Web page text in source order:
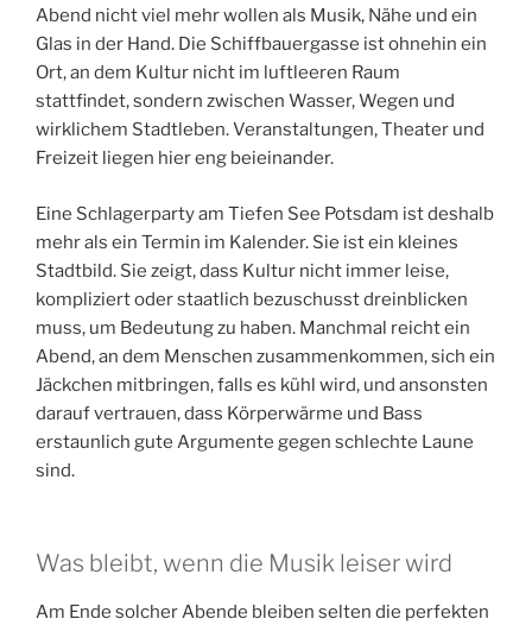
Abend nicht viel mehr wollen als Musik, Nähe und ein
Glas in der Hand. Die Schiffbauergasse ist ohnehin ein
Ort, an dem Kultur nicht im luftleeren Raum
stattfindet, sondern zwischen Wasser, Wegen und
wirklichem Stadtleben. Veranstaltungen, Theater und
Freizeit liegen hier eng beieinander.
Eine Schlagerparty am Tiefen See Potsdam ist deshalb
mehr als ein Termin im Kalender. Sie ist ein kleines
Stadtbild. Sie zeigt, dass Kultur nicht immer leise,
kompliziert oder staatlich bezuschusst dreinblicken
muss, um Bedeutung zu haben. Manchmal reicht ein
Abend, an dem Menschen zusammenkommen, sich ein
Jäckchen mitbringen, falls es kühl wird, und ansonsten
darauf vertrauen, dass Körperwärme und Bass
erstaunlich gute Argumente gegen schlechte Laune
sind.
Was bleibt, wenn die Musik leiser wird
Am Ende solcher Abende bleiben selten die perfekten